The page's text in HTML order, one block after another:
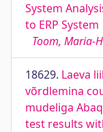
System
to ERP System
Toom, Maria-
18629. Laeva
võrdlemina
mudeliga
test results